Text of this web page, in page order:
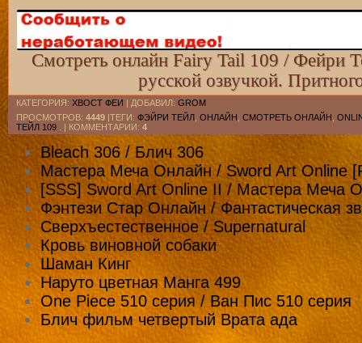
Смотреть онлайн Fairy Tail 109 / Фейри
русской озвучкой.
КАТЕГОРИЯ: ХВОСТ ФЕИ | ДОБАВИЛ: GROM
ПРОСМОТРОВ: 4449 |ТЕГИ: ФЭЙРИ ТЕЙЛ ОНЛАЙН СМОТРЕТЬ ОНЛАЙН
ТЕЙЛ 109 . | КОММЕНТАРИИ: 4
Bleach 306 / Блич 306
Мастера Меча Онлайн / Sword Art Online
[SSS] Sword Art Online II / Мастера Меча
Фэнтези Стар Онлайн / Фантастическая
Сверхъестественное / Supernatural
Кровь виновной собаки
Шаман Кинг
Наруто цветная Манга 499
One Piece 510 серия / Ван Пис 510 серия
Блич фильм четвертый Врата ада